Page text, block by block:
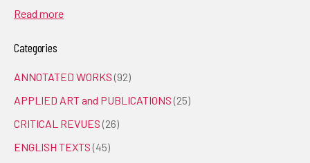
CRITICAL REVUES
EXHIBITIONS
INTERVIEWS (3)
SITE-SPECIFIC ACTIONS(22)
TESTI IN ITALIANO (66)
TESTI NARRATIVI(16)